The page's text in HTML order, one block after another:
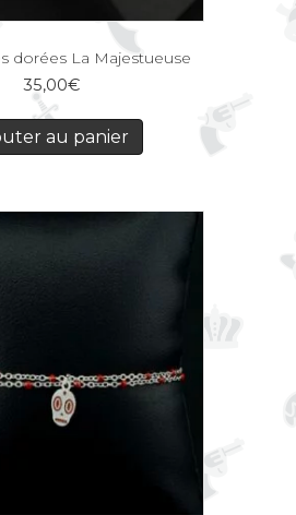
dorées La Majestueuse
35,00€
au panier